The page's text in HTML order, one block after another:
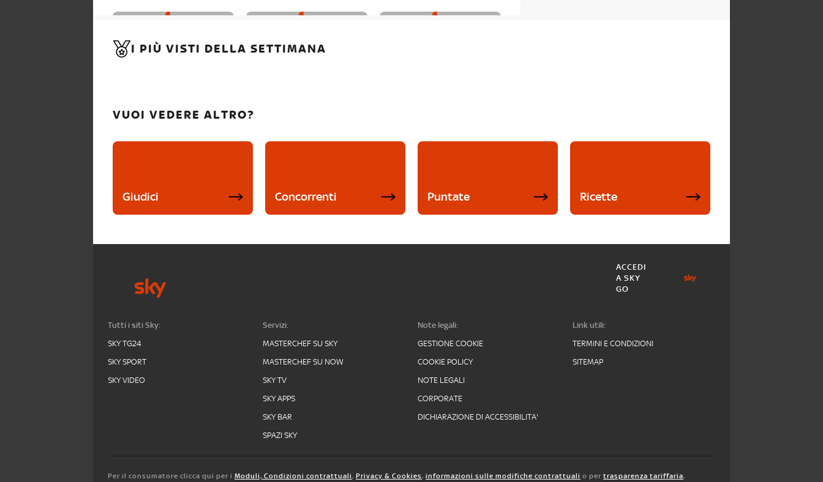
MasterChef 15, Carlotta è
MasterChef 15, Matteo
I PIÙ VISTI DELLA SETTIMANA
VUOI VEDERE ALTRO?
Giudici Concorrenti Puntate Ricette
ACCEDI
A SKY
GO
Tutti i siti Sky:
SKY TG24
SKY SPORT
SKY VIDEO
Servizi:
MASTERCHEF SU SKY
MASTERCHEF SU NOW
SKY TV
SKY APPS
SKY BAR
SPAZI SKY
Note legali:
GESTIONE COOKIE
COOKIE POLICY
NOTE LEGALI
CORPORATE
DICHIARAZIONE DI ACCESSIBILITA'
Link utili:
TERMINI E CONDIZIONI
SITEMAP
Per il consumatore clicca qui per i Moduli, Condizioni contrattuali, Privacy & Cookies, informazioni sulle modifiche contrattuali o per trasparenza tariffaria,